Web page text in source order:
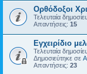
Ορθόδοξοι
Τελευταία
Απαντήσεις: 15
Εγχειρίδιο
Τελευταία
Δημοσιεύτηκε σε
Απαντήσεις: 23